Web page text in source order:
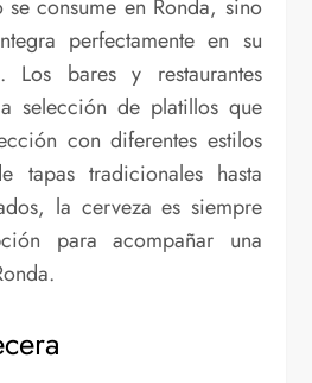
perfectamente en su
Los bares y restaurantes
selección de platillos que
con diferentes estilos
tapas tradicionales hasta
la cerveza es siempre
para acompañar una